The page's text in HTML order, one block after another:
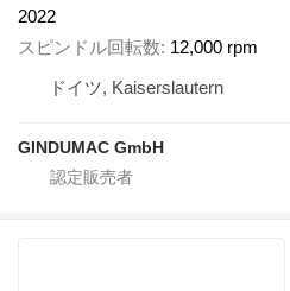
2022
スピンドル回転数 12,000 rpm
ドイツ, Kaiserslautern
GINDUMAC GmbH